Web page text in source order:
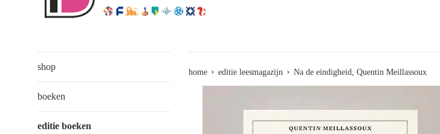
shop
boeken
editie boeken
home › editie leesmagazijn › Na de eindigheid, Quentin Meillassoux